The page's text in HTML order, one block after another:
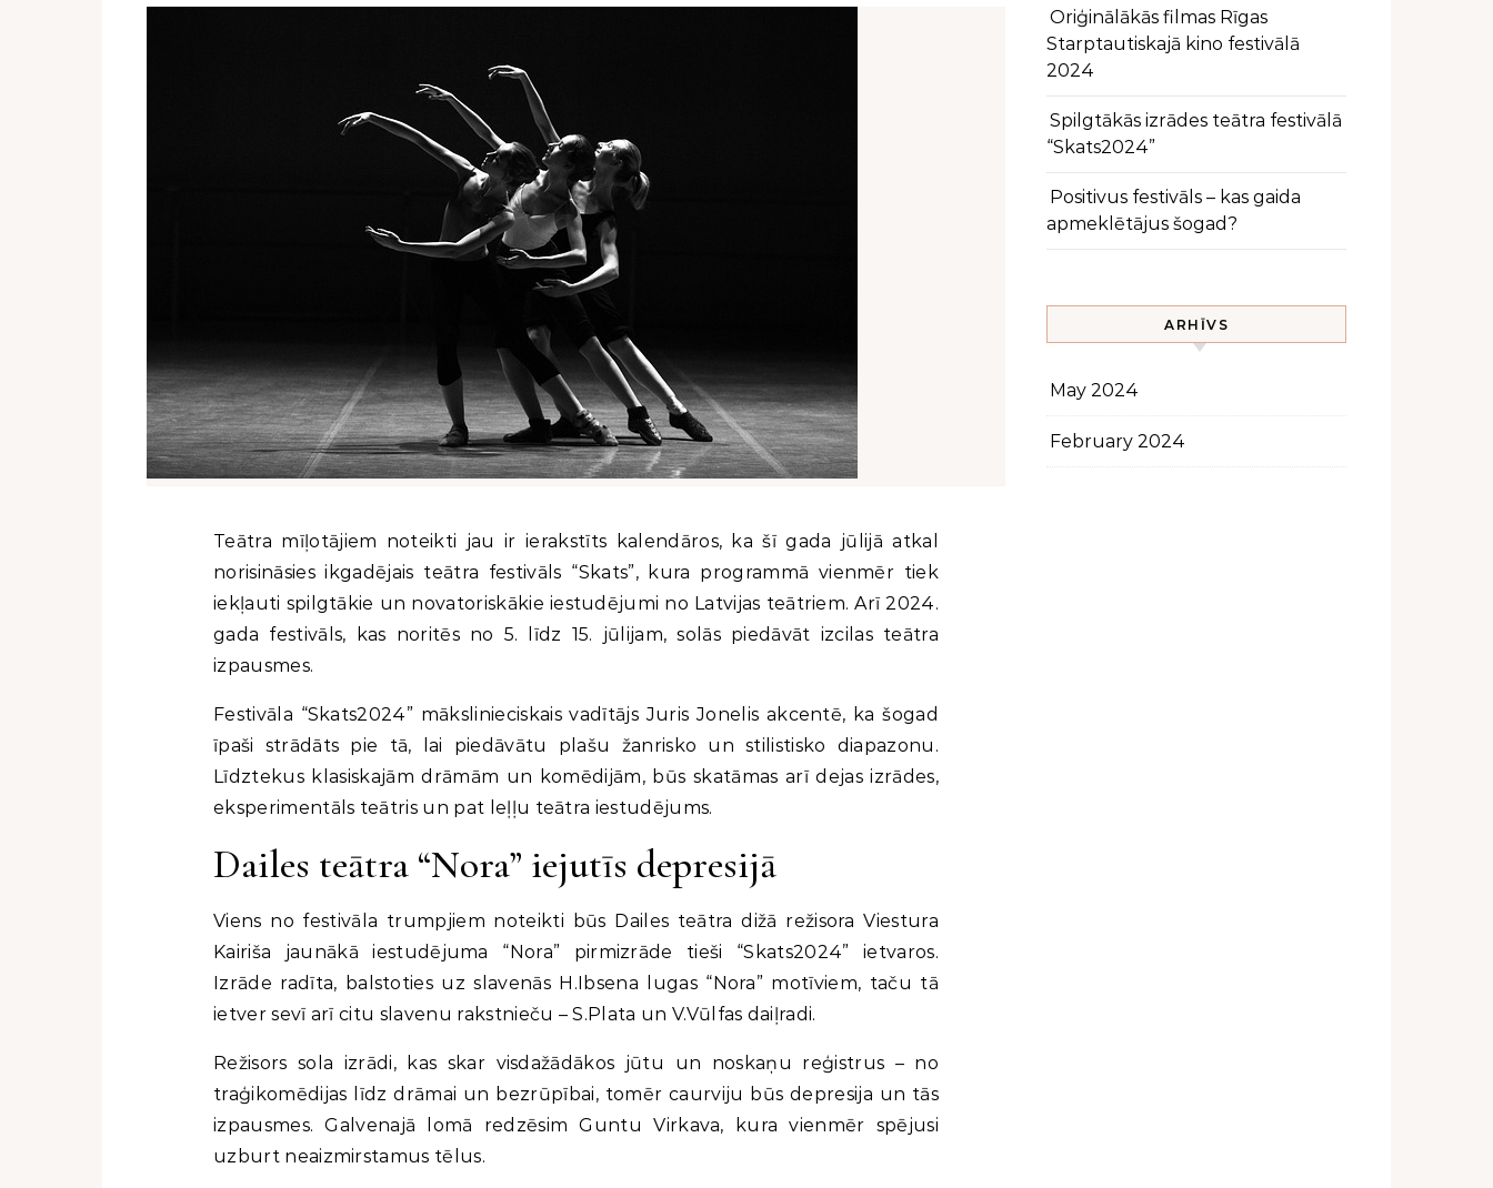
Teātra mīļotājiem noteikti jau ir ierakstīts kalendāros, ka šī gada jūlijā atkal
norisināsies ikgadējais teātra festivāls “Skats”, kura programmā vienmēr tiek
iekļauti spilgtākie un novatoriskākie iestudējumi no Latvijas teātriem. Arī 2024.
gada festivāls, kas noritēs no 5. līdz 15. jūlijam, solās piedāvāt izcilas teātra
izpausmes.
Festivāla “Skats2024” mākslinieciskais vadītājs Juris Jonelis akcentē, ka šogad
īpaši strādāts pie tā, lai piedāvātu plašu žanrisko un stilistisko diapazonu.
Līdztekus klasiskajām drāmām un komēdijām, būs skatāmas arī dejas izrādes,
eksperimentāls teātris un pat leļļu teātra iestudējums.
Dailes teātra “Nora” iejutīs depresijā
Viens no festivāla trumpjiem noteikti būs Dailes teātra dižā režisora Viestura
Kairiša jaunākā iestudējuma “Nora” pirmizrāde tieši “Skats2024” ietvaros.
Izrāde radīta, balstoties uz slavenās H.Ibsena lugas “Nora” motīviem, taču tā
ietver sevī arī citu slavenu rakstnieču – S.Plata un V.Vūlfas daiļradi.
Režisors sola izrādi, kas skar visdažādākos jūtu un noskaņu reģistrus – no
traģikomēdijas līdz drāmai un bezrūpībai, tomēr caurviju būs depresija un tās
izpausmes. Galvenajā lomā redzēsim Guntu Virkava, kura vienmēr spējusi
uzburt neaizmirstamus tēlus.
Oriģinālākās filmas Rīgas
Starptautiskajā kino festivālā
2024
Spilgtākās izrādes teātra festivālā
“Skats2024”
Positivus festivāls – kas gaida
apmeklētājus šogad?
ARHĪVS
May 2024
February 2024